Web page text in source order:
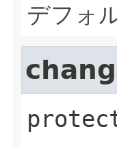
デフォ